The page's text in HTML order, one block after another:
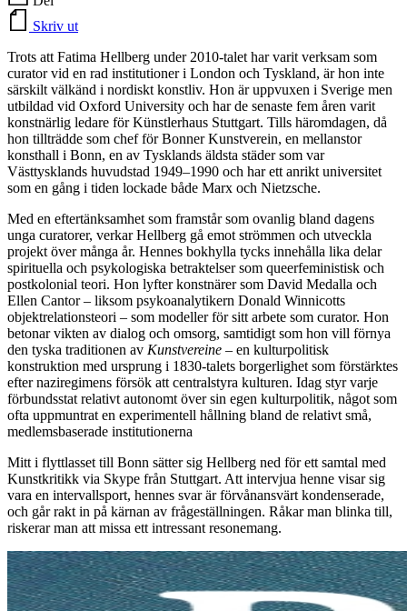
Skriv ut
Trots att Fatima Hellberg under 2010-talet har varit verksam som
curator vid en rad institutioner i London och Tyskland, är hon inte
särskilt välkänd i nordiskt konstliv. Hon är uppvuxen i Sverige men
utbildad vid Oxford University och har de senaste fem åren varit
konstnärlig ledare för Künstlerhaus Stuttgart. Tills häromdagen, då
hon tillträdde som chef för Bonner Kunstverein, en mellanstor
konsthall i Bonn, en av Tysklands äldsta städer som var
Västtysklands huvudstad 1949–1990 och har ett anrikt universitet
som en gång i tiden lockade både Marx och Nietzsche.
Med en eftertänksamhet som framstår som ovanlig bland dagens
unga curatorer, verkar Hellberg gå emot strömmen och utveckla
projekt över många år. Hennes bokhylla tycks innehålla lika delar
spirituella och psykologiska betraktelser som queerfeministisk och
postkolonial teori. Hon lyfter konstnärer som David Medalla och
Ellen Cantor – liksom psykoanalytikern Donald Winnicotts
objektrelationsteori – som modeller för sitt arbete som curator. Hon
betonar vikten av dialog och omsorg, samtidigt som hon vill förnya
den tyska traditionen av Kunstvereine – en kulturpolitisk
konstruktion med ursprung i 1830-talets borgerlighet som förstärktes
efter naziregimens försök att centralstyra kulturen. Idag styr varje
förbundsstat relativt autonomt över sin egen kulturpolitik, något som
ofta uppmuntrat en experimentell hållning bland de relativt små,
medlemsbaserade institutionerna
Mitt i flyttlasset till Bonn sätter sig Hellberg ned för ett samtal med
Kunstkritikk via Skype från Stuttgart. Att intervjua henne visar sig
vara en intervallsport, hennes svar är förvånansvärt kondenserade,
och går rakt in på kärnan av frågeställningen. Råkar man blinka till,
riskerar man att missa ett intressant resonemang.